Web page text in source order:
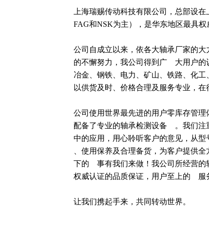
上海瑞赐传动科技有限公司，总部设
FAG和NSK为主），是华东地区最具
公司自成立以来，依各大轴承厂家的
的不懈努力，我公司得到广    大用户
冶金、钢铁、电力、矿山、铁路、化
以供货及时、价格合理及服务专业，在
公司使用世界最先进的用户零库存管理
配备了专业的轴承检测设备    。我们
中的应用，用心聆听客户的意见，从
、使用保养及合理备货，为客户提供
下的    事有我们来做！我公司所经营
权威认证的品质保证，用户至上的
让我们携起手来，共同转动世界。